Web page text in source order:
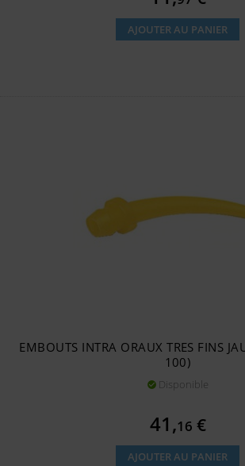
AJOUTER AU PANIER
EMBOUTS INTRA ORAUX TRES FINS
100)
 Disponible
Prix
41,16 €
AJOUTER AU PANIER